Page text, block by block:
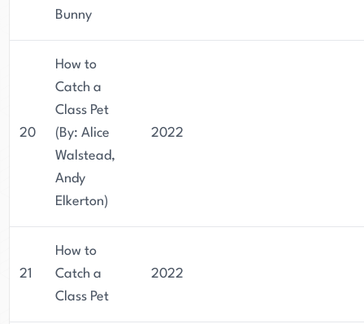
Bunny
20
How to
Catch a
Class Pet
(By: Alice
Walstead,
Andy
Elkerton)
2022
21
How to
Catch a
Class Pet
2022